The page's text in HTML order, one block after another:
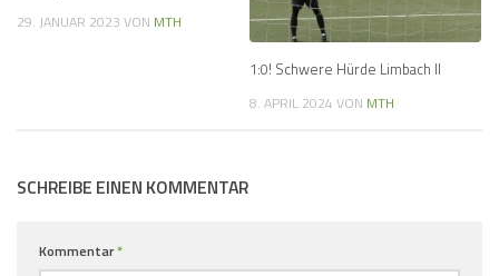
29. JANUAR 2023 VON MTH
1:0! Schwere Hürde Limbach II
8. APRIL 2024 VON MTH
SCHREIBE EINEN KOMMENTAR
Kommentar*